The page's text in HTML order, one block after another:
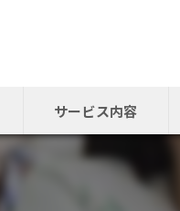
サービス内容